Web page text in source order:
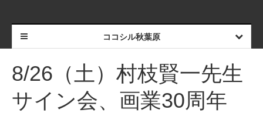
ココシル秋葉原
8/26（土）村枝賢一先生
サイン会、画業30周年